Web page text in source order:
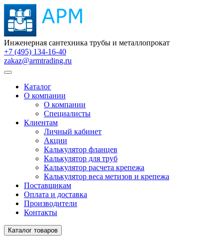
Инженерная сантехника трубы и металлопрокат
+7 (495) 134-16-40
zakaz@armtrading.ru
Каталог
О компании
О компании
Специалисты
Клиентам
Личный кабинет
Акции
Калькулятор фланцев
Калькулятор для труб
Калькулятор расчета крепежа
Калькулятор веса метизов и крепежа
Поставщикам
Оплата и доставка
Производители
Контакты
Каталог товаров